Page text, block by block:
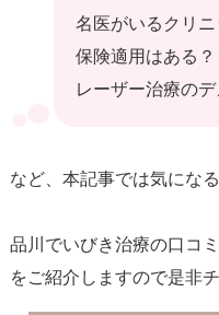
名医がいるクリ
保険適用はある？
レーザー治療の
など、本記事では気にな
品川でいびき治療の口コ
をご紹介しますので是非